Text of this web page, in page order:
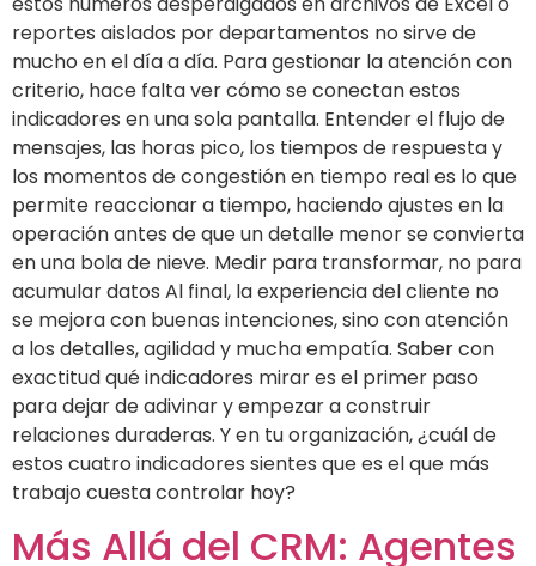
reportes aislados por departamentos no sirve de
mucho en el día a día. Para gestionar la atención con
criterio, hace falta ver cómo se conectan estos
indicadores en una sola pantalla. Entender el flujo de
mensajes, las horas pico, los tiempos de respuesta y
los momentos de congestión en tiempo real es lo que
permite reaccionar a tiempo, haciendo ajustes en la
operación antes de que un detalle menor se convierta
en una bola de nieve. Medir para transformar, no para
acumular datos Al final, la experiencia del cliente no
se mejora con buenas intenciones, sino con atención
a los detalles, agilidad y mucha empatía. Saber con
exactitud qué indicadores mirar es el primer paso
para dejar de adivinar y empezar a construir
relaciones duraderas. Y en tu organización, ¿cuál de
estos cuatro indicadores sientes que es el que más
trabajo cuesta controlar hoy?
Más Allá del CRM: Agentes